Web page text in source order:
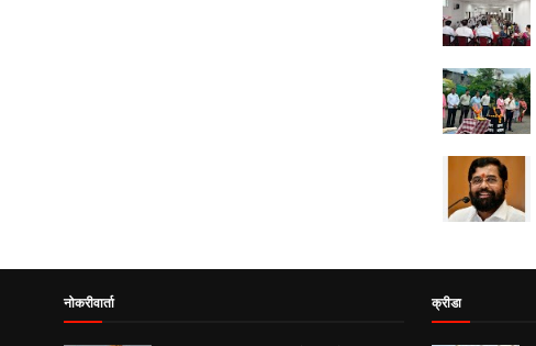
नोकरीवार्ता क्रीडा